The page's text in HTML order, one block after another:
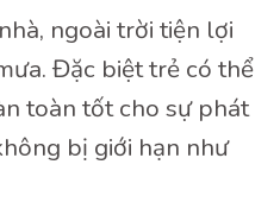
ngoài trời tiện lợi
Đặc biệt trẻ có thể
toàn tốt cho sự phát
bị giới hạn như